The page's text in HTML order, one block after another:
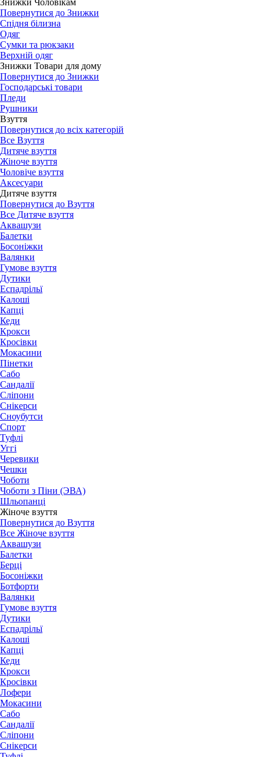
Знижки Чоловікам
Повернутися до Знижки
Спідня білизна
Одяг
Сумки та рюкзаки
Верхній одяг
Знижки Товари для дому
Повернутися до Знижки
Господарські товари
Пледи
Рушники
Взуття
Повернутися до всіх категорій
Все Взуття
Дитяче взуття
Жіноче взуття
Чоловіче взуття
Аксесуари
Дитяче взуття
Повернутися до Взуття
Все Дитяче взуття
Аквашузи
Балетки
Босоніжки
Валянки
Гумове взуття
Дутики
Еспадрільї
Калоші
Капці
Кеди
Крокси
Кросівки
Мокасини
Пінетки
Сабо
Сандалії
Сліпони
Снікерси
Сноубутси
Спорт
Туфлі
Уггі
Черевики
Чешки
Чоботи
Чоботи з Піни (ЭВА)
Шльопанці
Жіноче взуття
Повернутися до Взуття
Все Жіноче взуття
Аквашузи
Балетки
Берці
Босоніжки
Ботфорти
Валянки
Гумове взуття
Дутики
Еспадрільї
Калоші
Капці
Кеди
Крокси
Кросівки
Лофери
Мокасини
Сабо
Сандалії
Сліпони
Снікерси